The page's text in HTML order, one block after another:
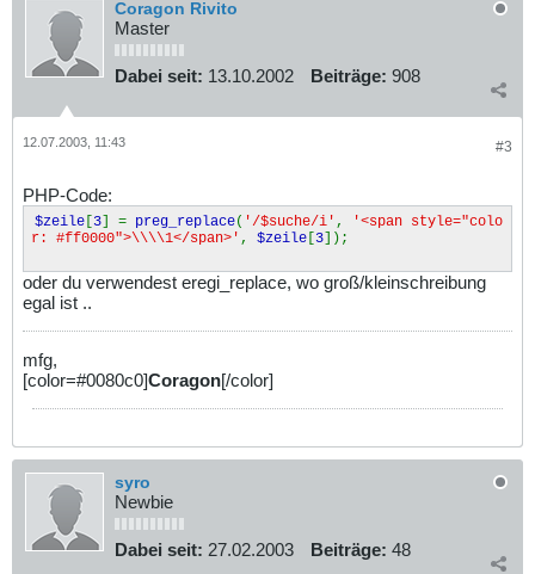
Coragon Rivito
Master
Dabei seit: 13.10.2002 Beiträge: 908
#3
12.07.2003, 11:43
PHP-Code:
$zeile [3] = preg_replace( '/$suche/i' ,
'<span style="colo
r: #ff0000">\\\\1</span>' , $zeile [3]);
oder du verwendest eregi_replace, wo groß/kleinschreibung
egal ist ..
mfg,
[color=#0080c0]Coragon[/color]
syro
Newbie
Dabei seit: 27.02.2003 Beiträge: 48